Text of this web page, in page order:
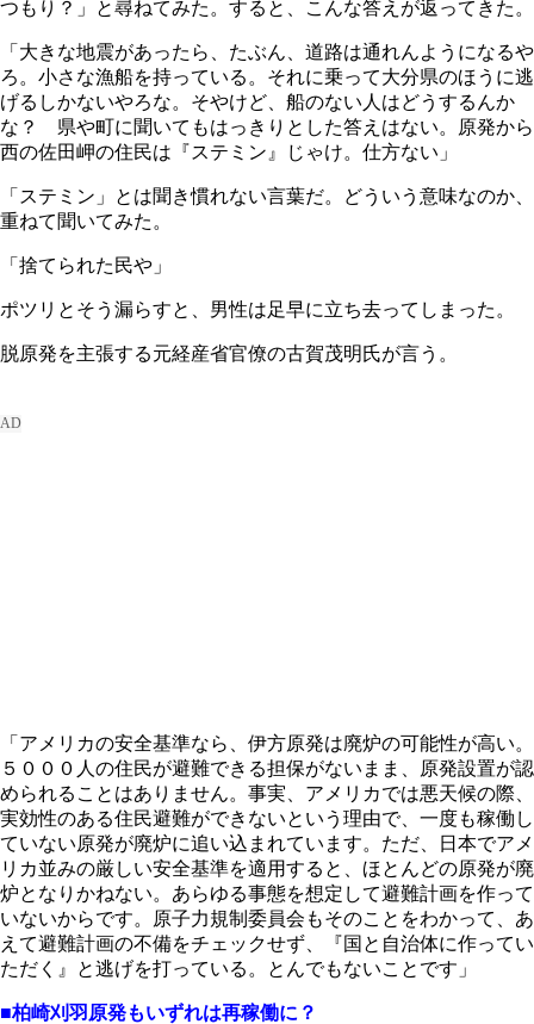
つもり？」と尋ねてみた。すると、こんな答えが返ってきた。
「大きな地震があったら、たぶん、道路は通れんようになるや
ろ。小さな漁船を持っている。それに乗って大分県のほうに逃
げるしかないやろな。そやけど、船のない人はどうするんか
な？ 県や町に聞いてもはっきりとした答えはない。原発から
西の佐田岬の住民は『ステミン』じゃけ。仕方ない」
「ステミン」とは聞き慣れない言葉だ。どういう意味なのか、
重ねて聞いてみた。
「捨てられた民や」
ポツリとそう漏らすと、男性は足早に立ち去ってしまった。
脱原発を主張する元経産省官僚の古賀茂明氏が言う。
「アメリカの安全基準なら、伊方原発は廃炉の可能性が高い。
５０００人の住民が避難できる担保がないまま、原発設置が認
められることはありません。事実、アメリカでは悪天候の際、
実効性のある住民避難ができないという理由で、一度も稼働し
ていない原発が廃炉に追い込まれています。ただ、日本でアメ
リカ並みの厳しい安全基準を適用すると、ほとんどの原発が廃
炉となりかねない。あらゆる事態を想定して避難計画を作って
いないからです。原子力規制委員会もそのことをわかって、あ
えて避難計画の不備をチェックせず、『国と自治体に作ってい
ただく』と逃げを打っている。とんでもないことです」
■柏崎刈羽原発もいずれは再稼働に？